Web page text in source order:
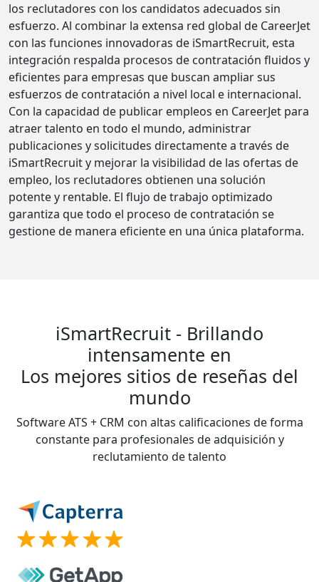
los reclutadores con los candidatos adecuados sin
esfuerzo. Al combinar la extensa red global de CareerJet
con las funciones innovadoras de iSmartRecruit, esta
integración respalda procesos de contratación fluidos y
eficientes para empresas que buscan ampliar sus
esfuerzos de contratación a nivel local e internacional.
Con la capacidad de publicar empleos en CareerJet para
atraer talento en todo el mundo, administrar
publicaciones y solicitudes directamente a través de
iSmartRecruit y mejorar la visibilidad de las ofertas de
empleo, los reclutadores obtienen una solución
potente y rentable. El flujo de trabajo optimizado
garantiza que todo el proceso de contratación se
gestione de manera eficiente en una única plataforma.
iSmartRecruit - Brillando
intensamente en
Los mejores sitios de reseñas del
mundo
Software ATS + CRM con altas calificaciones de forma
constante para profesionales de adquisición y
reclutamiento de talento